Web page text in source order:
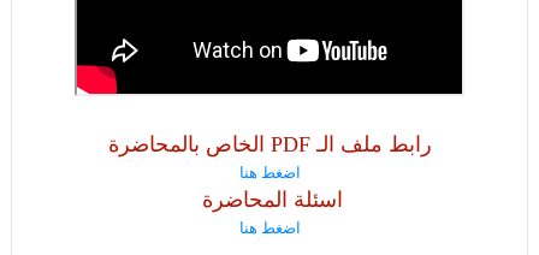
رابط ملف الـ PDF الخاص بالمحاضرة
اضغط هنا
اسئلة المحاضرة
اضغط هنا